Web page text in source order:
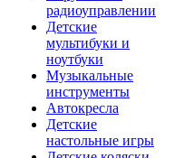
радиоуправлении
Детские
мультибуки и
ноутбуки
Музыкальные
инструменты
Автокресла
Детские
настольные игры